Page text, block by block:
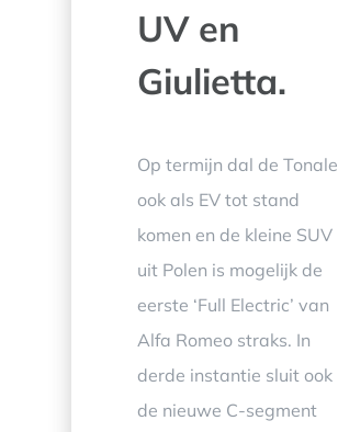
UV en
Giulietta.
Op termijn dal de Tonale
ook als EV tot stand
komen en de kleine SUV
uit Polen is mogelijk de
eerste ‘Full Electric’ van
Alfa Romeo straks. In
derde instantie sluit ook
de nieuwe C-segment